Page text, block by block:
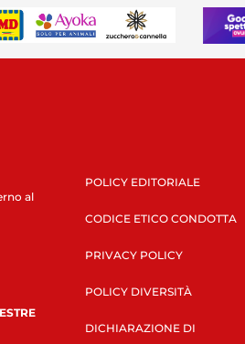
al
POLICY EDITORIALE
CODICE ETICO CONDOTTA
PRIVACY POLICY
POLICY DIVERSITÀ
DICHIARAZIONE DI